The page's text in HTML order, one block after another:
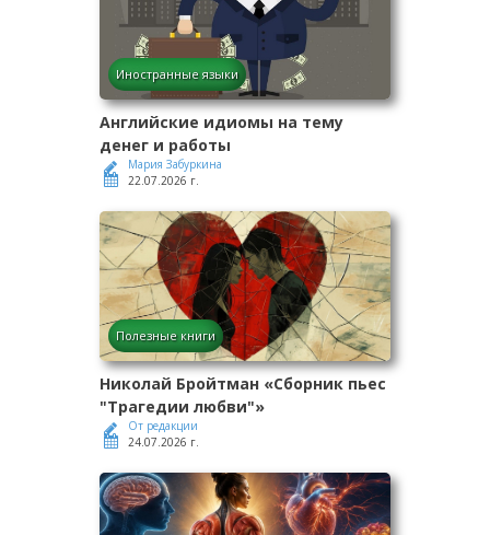
Иностранные языки
Английские идиомы на тему
денег и работы
Мария Забуркина
22.07.2026 г.
Полезные книги
Николай Бройтман «Сборник пьес
"Трагедии любви"»
От редакции
24.07.2026 г.